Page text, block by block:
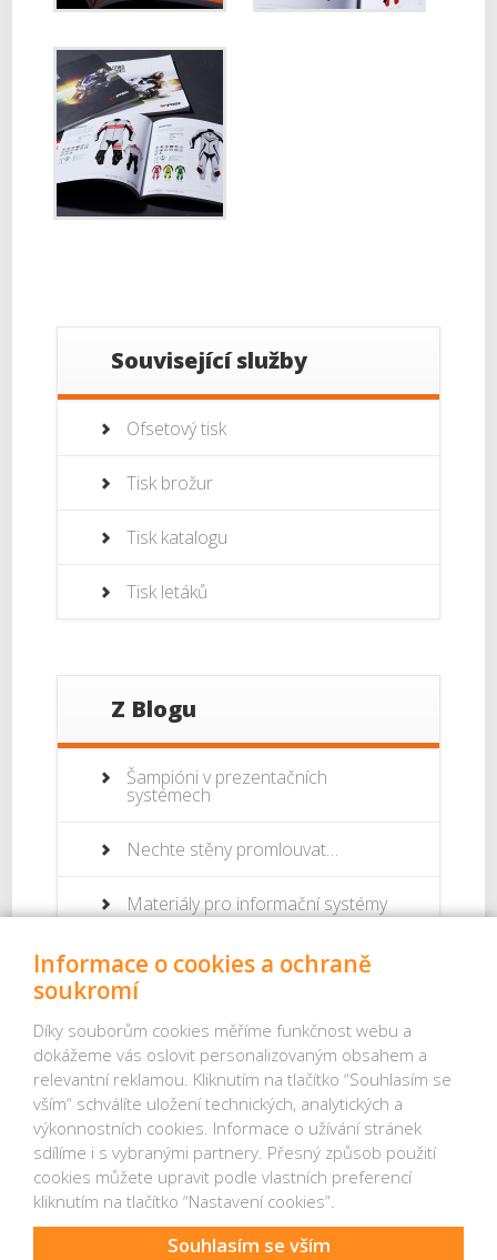
Související služby
Ofsetový tisk
Tisk brožur
Tisk katalogu
Tisk letáků
Z Blogu
Šampióni v prezentačních
systémech
Nechte stěny promlouvat…
Materiály pro informační systémy
Materiály na velkoplošný tisk
Fólie pro řezanou reklamu
Postup polepu aut
Fólie na polep auta
Informace o cookies a ochraně
soukromí
Díky souborům cookies měříme funkčnost webu a
dokážeme vás oslovit personalizovaným obsahem a
relevantní reklamou. Kliknutím na tlačítko “Souhlasím se
vším“ schválíte uložení technických, analytických a
výkonnostních cookies. Informace o užívání stránek
sdílíme i s vybranými partnery. Přesný způsob použití
cookies můžete upravit podle vlastních preferencí
kliknutím na tlačítko “Nastavení cookies”.
Souhlasím se vším